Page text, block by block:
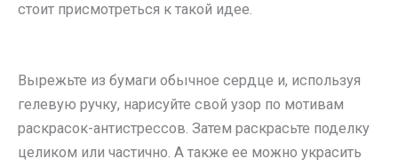
стоит присмотреться к такой идее.
Вырежьте из бумаги обычное сердце и, используя
гелевую ручку, нарисуйте свой узор по мотивам
раскрасок-антистрессов. Затем раскрасьте поделку
целиком или частично. А также ее можно украсить